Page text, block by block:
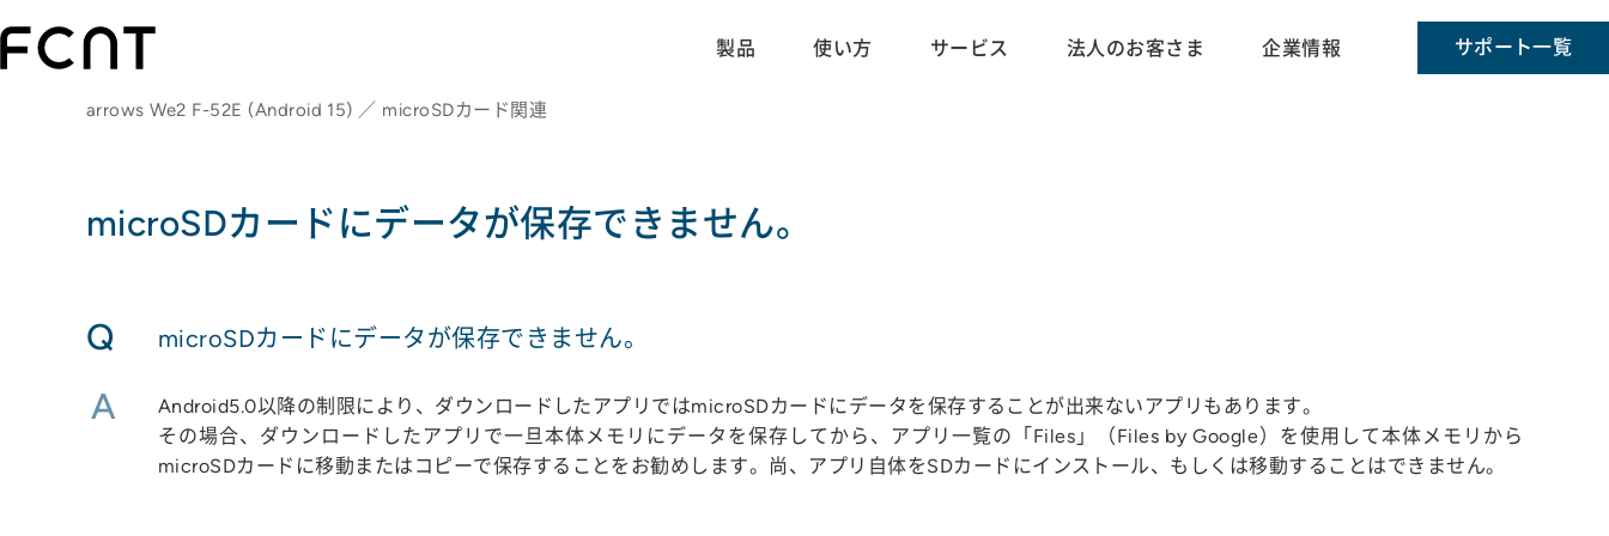
製品 使い方 サービス 法人のお客さま 企業情報 サポート一覧
arrows We2 F-52E (Android 15) ／ microSDカード関連
microSDカードにデータが保存できません。
Q microSDカードにデータが保存できません。
A
Android5.0以降の制限により、ダウンロードしたアプリではmicroSDカードにデータを保存することが出来ないアプリもあります。
その場合、ダウンロードしたアプリで一旦本体メモリにデータを保存してから、アプリ一覧の「Files」（Files by Google）を使用して本体メモリから
microSDカードに移動またはコピーで保存することをお勧めします。尚、アプリ自体をSDカードにインストール、もしくは移動することはできません。